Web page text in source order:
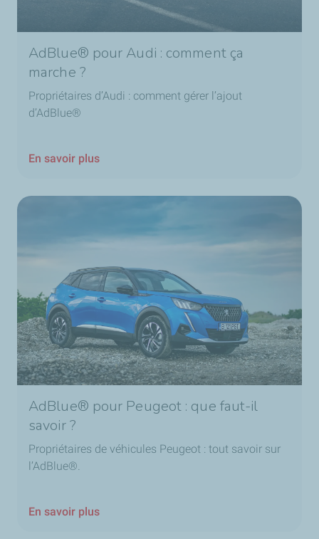
AdBlue® pour Audi : comment ça
marche ?
Propriétaires d’Audi : comment gérer l’ajout
d’AdBlue®
En savoir plus
AdBlue® pour Peugeot : que faut-il
savoir ?
Propriétaires de véhicules Peugeot : tout savoir sur
l’AdBlue®.
En savoir plus